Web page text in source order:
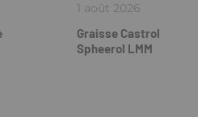
1 août 2026
Graisse Castrol
Spheerol LMM